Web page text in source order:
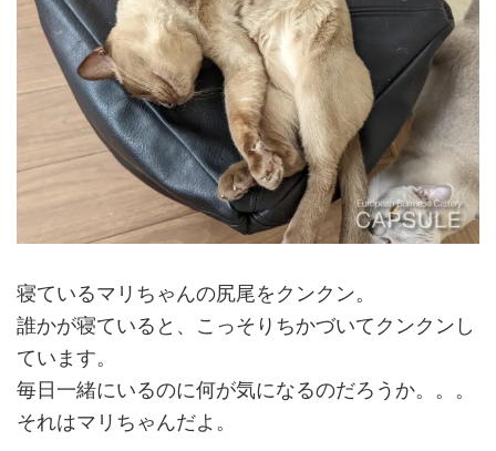
寝ているマリちゃんの尻尾をクンクン。
誰かが寝ていると、こっそりちかづいてクンクンし
ています。
毎日一緒にいるのに何が気になるのだろうか。。。
それはマリちゃんだよ。